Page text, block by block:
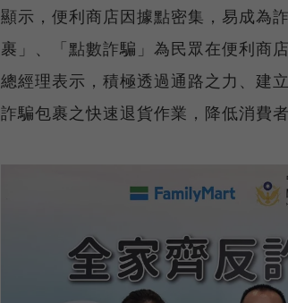
顯示，便利商店因據點密集，易成為
裹」、「點數詐騙」為民眾在便利商
總經理表示，積極透過通路之力、建
詐騙包裹之快速退貨作業，降低消費